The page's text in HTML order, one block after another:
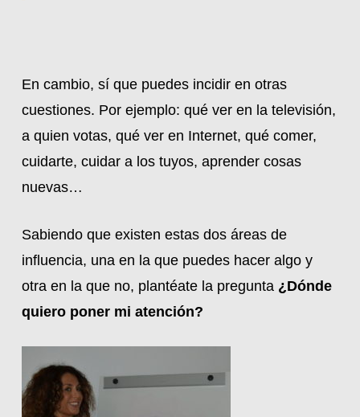
En cambio, sí que puedes incidir en otras
cuestiones. Por ejemplo: qué ver en la televisión,
a quien votas, qué ver en Internet, qué comer,
cuidarte, cuidar a los tuyos, aprender cosas
nuevas…
Sabiendo que existen estas dos áreas de
influencia, una en la que puedes hacer algo y
otra en la que no, plantéate la pregunta ¿Dónde
quiero poner mi atención?